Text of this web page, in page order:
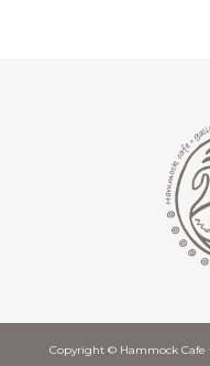
Copyright © Hammock Cafe